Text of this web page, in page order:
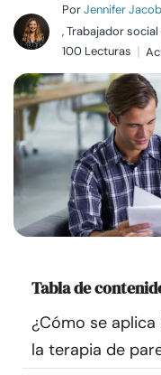
Relaciones
Familia
Ayuda
Cursos
Recursos
Comunidad
Encuentra un
PorJennifer
, Trabajador
100 Lecturas
Tabla de
¿Cómo se
la terapia de